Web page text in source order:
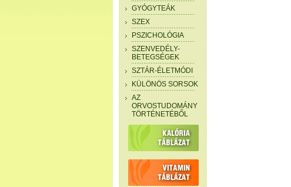
GYÓGYTEÁK
SZEX
PSZICHOLÓGIA
SZENVEDÉLY-
BETEGSÉGEK
SZTÁR-ÉLETMÓDI
KÜLÖNÖS SORSOK
AZ
ORVOSTUDOMÁNY
TÖRTÉNETÉBŐL